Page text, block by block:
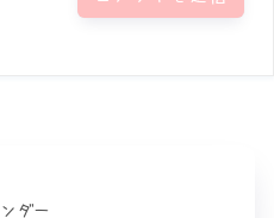
ダー